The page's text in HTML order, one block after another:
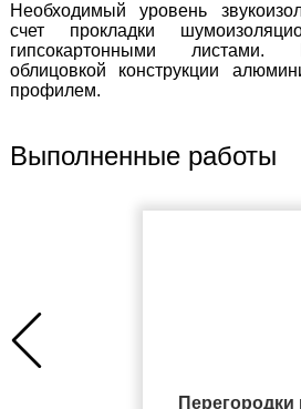
Необходимый уровень
счет прокладки
гипсокартонными листами.
облицовкой конструкции
профилем.
Выполненные работы
Перегородки